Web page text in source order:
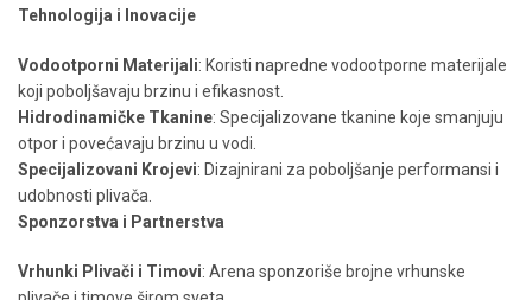
Tehnologija i Inovacije
Vodootporni Materijali: Koristi napredne vodootporne materijale
koji poboljšavaju brzinu i efikasnost.
Hidrodinamičke Tkanine: Specijalizovane tkanine koje smanjuju
otpor i povećavaju brzinu u vodi.
Specijalizovani Krojevi: Dizajnirani za poboljšanje performansi i
udobnosti plivača.
Sponzorstva i Partnerstva
Vrhunki Plivači i Timovi: Arena sponzoriše brojne vrhunske